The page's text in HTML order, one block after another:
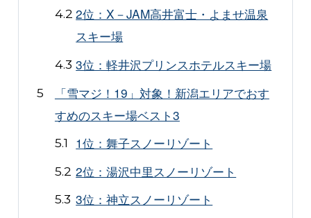
2位：X－JAM高井富士・よませ温泉
スキー場
3位：軽井沢プリンスホテルスキー場
「雪マジ！19」対象！新潟エリアでおす
すめのスキー場ベスト3
1位：舞子スノーリゾート
2位：湯沢中里スノーリゾート
3位：神立スノーリゾート